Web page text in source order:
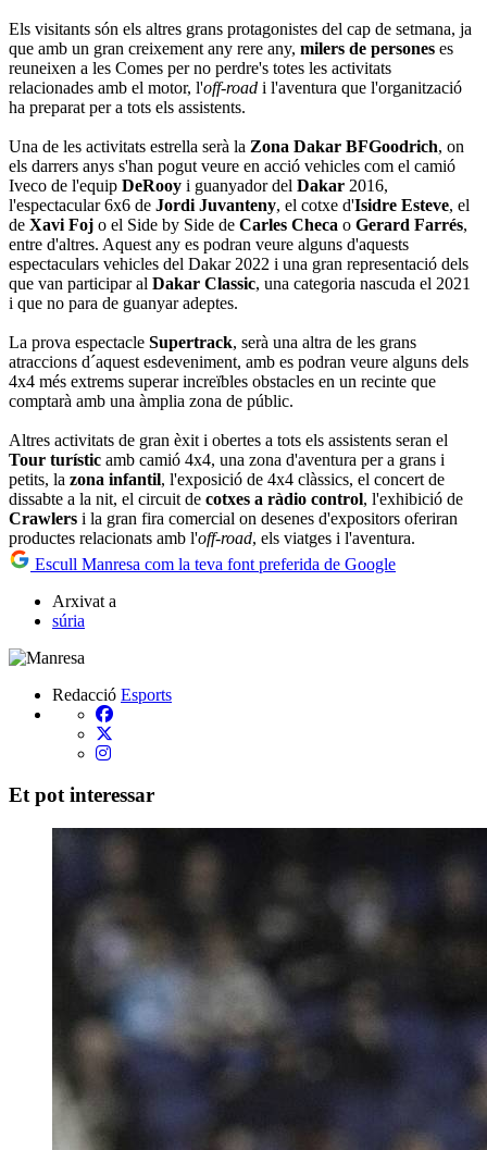
Els visitants són els altres grans protagonistes del cap de setmana, ja
que amb un gran creixement any rere any, milers de persones es
reuneixen a les Comes per no perdre's totes les activitats
relacionades amb el motor, l'off-road i l'aventura que l'organització
ha preparat per a tots els assistents.
Una de les activitats estrella serà la Zona Dakar BFGoodrich, on
els darrers anys s'han pogut veure en acció vehicles com el camió
Iveco de l'equip DeRooy i guanyador del Dakar 2016,
l'espectacular 6x6 de Jordi Juvanteny, el cotxe d'Isidre Esteve, el
de Xavi Foj o el Side by Side de Carles Checa o Gerard Farrés,
entre d'altres. Aquest any es podran veure alguns d'aquests
espectaculars vehicles del Dakar 2022 i una gran representació dels
que van participar al Dakar Classic, una categoria nascuda el 2021
i que no para de guanyar adeptes.
La prova espectacle Supertrack, serà una altra de les grans
atraccions d´aquest esdeveniment, amb es podran veure alguns dels
4x4 més extrems superar increïbles obstacles en un recinte que
comptarà amb una àmplia zona de públic.
Altres activitats de gran èxit i obertes a tots els assistents seran el
Tour turístic amb camió 4x4, una zona d'aventura per a grans i
petits, la zona infantil, l'exposició de 4x4 clàssics, el concert de
dissabte a la nit, el circuit de cotxes a ràdio control, l'exhibició de
Crawlers i la gran fira comercial on desenes d'expositors oferiran
productes relacionats amb l'off-road, els viatges i l'aventura.
Escull Manresa com la teva font preferida de Google
Arxivat a
súria
Redacció Esports
Et pot interessar